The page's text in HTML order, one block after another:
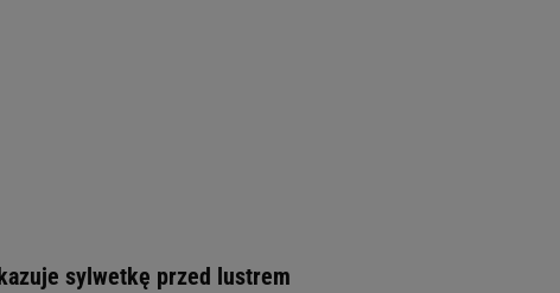
sylwetkę przed lustrem